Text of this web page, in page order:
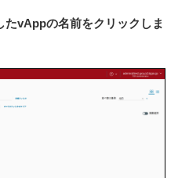
vAppの名前をクリックしま